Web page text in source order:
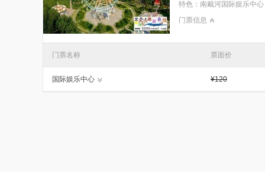
门票信息
门票名称 票面价
国际娱乐中心 ¥120